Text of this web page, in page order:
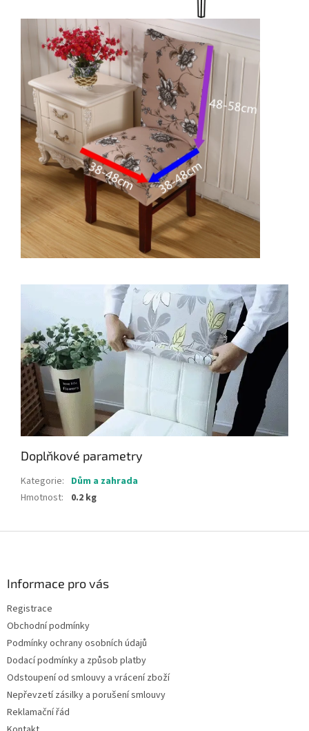
Doplňkové parametry
Kategorie: Dům a zahrada
Hmotnost: 0.2 kg
Informace pro vás
Registrace
Obchodní podmínky
Podmínky ochrany osobních údajů
Dodací podmínky a způsob platby
Odstoupení od smlouvy a vrácení zboží
Nepřevzetí zásilky a porušení smlouvy
Reklamační řád